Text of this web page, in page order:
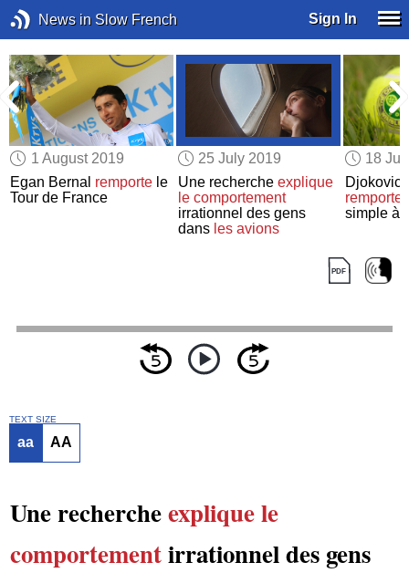
News in Slow French Sign In
1 August 2019
Egan Bernal remporte le
Tour de France
25 July 2019
Une recherche explique
le comportement
irrationnel des gens
dans les avions
18
Djokovic
simple à
TEXT SIZE
aa AA
Une rechercheexpliquele
comportementirrationnel des gens